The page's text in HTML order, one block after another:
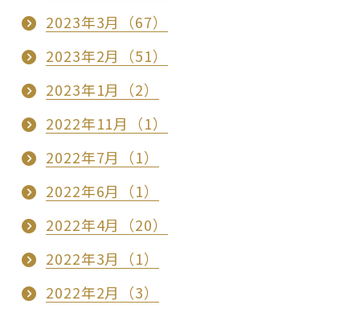
2023年3月（67）
2023年2月（51）
2023年1月（2）
2022年11月（1）
2022年7月（1）
2022年6月（1）
2022年4月（20）
2022年3月（1）
2022年2月（3）